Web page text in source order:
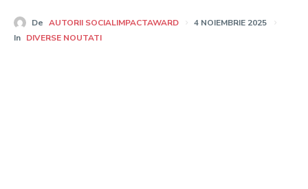
De AUTORII SOCIALIMPACTAWARD
4 NOIEMBRIE 2025
In DIVERSE NOUTATI